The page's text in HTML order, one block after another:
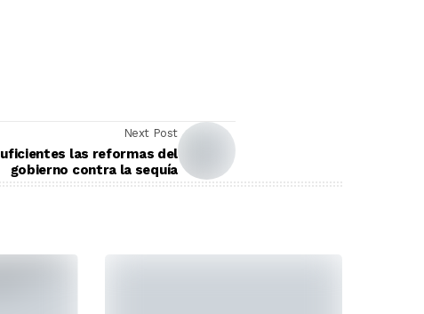
Next Post
las reformas del
gobierno contra la sequía